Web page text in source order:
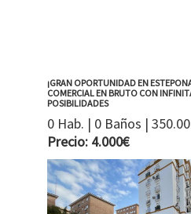
¡GRAN OPORTUNIDAD EN
COMERCIAL EN BRUTO CON
POSIBILIDADES
0 Hab. | 0 Baños |
Precio: 4.000€